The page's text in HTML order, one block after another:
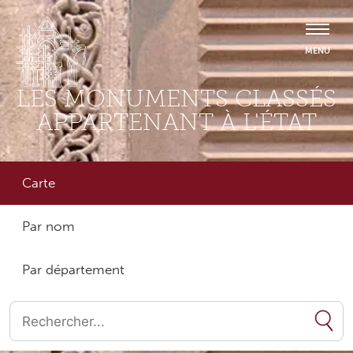
LES MONUMENTS CLASSÉS
APPARTENANT À L'ÉTAT
Carte
Par nom
Par département
Quand les résultats de l'auto-complétion sont disponibles,